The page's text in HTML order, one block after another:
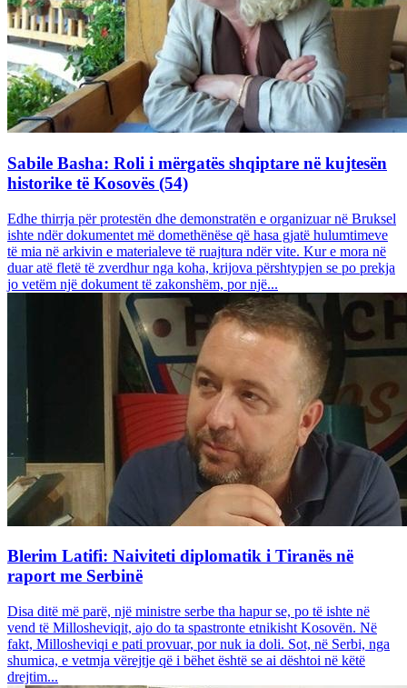
Sabile Basha: Roli i mërgatës shqiptare në kujtesën
historike të Kosovës (54)
Edhe thirrja për protestën dhe demonstratën e organizuar në Bruksel
ishte ndër dokumentet më domethënëse që hasa gjatë hulumtimeve
të mia në arkivin e materialeve të ruajtura ndër vite. Kur e mora në
duar atë fletë të zverdhur nga koha, krijova përshtypjen se po prekja
jo vetëm një dokument të zakonshëm, por një...
Blerim Latifi: Naiviteti diplomatik i Tiranës në
raport me Serbinë
Disa ditë më parë, një ministre serbe tha hapur se, po të ishte në
vend të Millosheviqit, ajo do ta spastronte etnikisht Kosovën. Në
fakt, Millosheviqi e pati provuar, por nuk ia doli. Sot, në Serbi, nga
shumica, e vetmja vërejtje që i bëhet është se ai dështoi në këtë
drejtim...